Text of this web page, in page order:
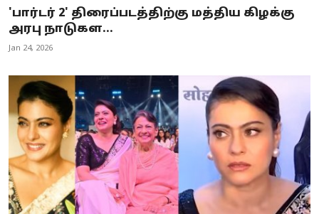
'பார்டர் 2' திரைப்படத்திற்கு மத்திய கிழக்கு
அரபு நாடுகள...
Jan 24, 2026